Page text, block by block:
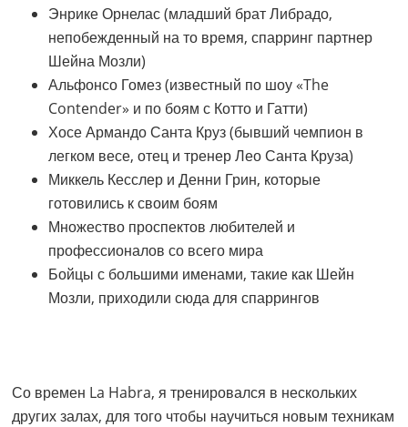
Энрике Орнелас (младший брат Либрадо,
непобежденный на то время, спарринг партнер
Шейна Мозли)
Альфонсо Гомез (известный по шоу «The
Contender» и по боям с Котто и Гатти)
Хосе Армандо Санта Круз (бывший чемпион в
легком весе, отец и тренер Лео Санта Круза)
Миккель Кесслер и Денни Грин, которые
готовились к своим боям
Множество проспектов любителей и
профессионалов со всего мира
Бойцы с большими именами, такие как Шейн
Мозли, приходили сюда для спаррингов
Со времен La Habra, я тренировался в нескольких
других залах, для того чтобы научиться новым техникам